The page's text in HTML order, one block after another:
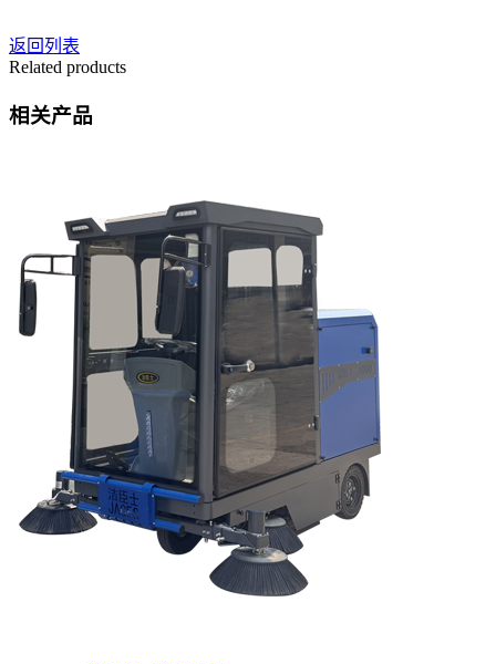
返回列表
Related products
相关产品